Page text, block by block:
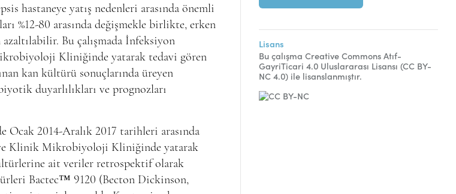
hastaneye yatış nedenleri arasında önemli
%12-80 arasında değişmekle birlikte, erken
Bu çalışmada İnfeksiyon
Kliniğinde yatarak tedavi gören
kan kültürü sonuçlarında üreyen
duyarlılıkları ve prognozları
Ocak 2014-Aralık 2017 tarihleri arasında
Klinik Mikrobiyoloji Kliniğinde yatarak
ait veriler retrospektif olarak
Bactec™ 9120 (Becton Dickinson,
Lisans
Bu çalışma Creative Commons Atıf-
GayriTicari 4.0 Uluslararası Lisansı (CC BY-
NC 4.0) ile lisanslanmıştır.